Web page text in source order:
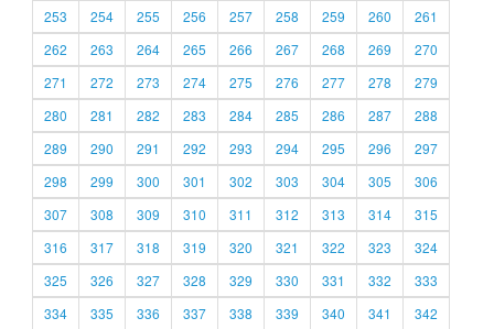
253
254 255 256 257 258 259 260
261
262
263 264 265 266 267 268 269
270
271
272 273 274 275 276 277 278
279
280
281 282 283 284 285 286 287
288
289
290 291 292 293 294 295 296
297
298
299 300 301 302 303 304 305
306
307
308 309 310 311 312 313 314
315
316
317 318 319 320 321 322 323
324
325
326 327 328 329 330 331 332
333
334
335 336 337 338 339 340 341 342